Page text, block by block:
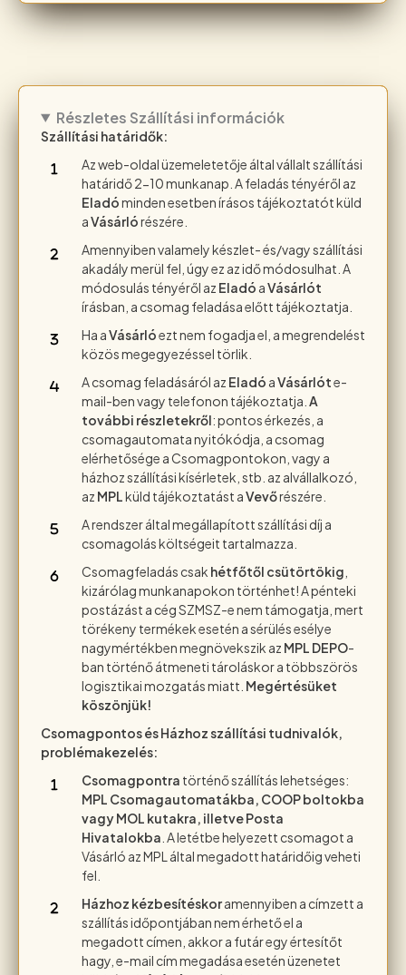
Részletes Szállítási információk
Szállítási határidők:
Az web-oldal üzemeletetője által vállalt szállítási
határidő 2-10 munkanap. A feladás tényéről az
Eladóminden esetben írásos tájékoztatót küld
aVásárlórészére.
Amennyiben valamely készlet- és/vagy szállítási
akadály merül fel, úgy ez az idő módosulhat. A
módosulás tényéről az Eladó aVásárlót
írásban, a csomag feladása előtt tájékoztatja.
Ha aVásárlóezt nem fogadja el, a megrendelést
közös megegyezéssel törlik.
A csomag feladásáról az Eladó aVásárlóte-
mail-ben vagy telefonon tájékoztatja. A
további részletekről: pontos érkezés, a
csomagautomata nyitókódja, a csomag
elérhetősége a Csomagpontokon, vagy a
házhoz szállítási kísérletek, stb. az alvállalkozó,
az MPL küld tájékoztatást aVevőrészére.
A rendszer által megállapított szállítási díj a
csomagolás költségeit tartalmazza.
Csomagfeladás csak hétfőtől csütörtökig
kizárólag munkanapokon történhet! A pénteki
postázást a cég SZMSZ-e nem támogatja, mert
törékeny termékek esetén a sérülés esélye
nagymértékben megnövekszik az MPL DEPO-
ban történő átmeneti tároláskor a többszörös
logisztikai mozgatás miatt. Megértésüket
köszönjük!
Csomagpontos és Házhoz szállítási tudnivalók,
problémakezelés:
Csomagpontra történő szállítás lehetséges:
MPL Csomagautomatákba, COOP boltokba
vagy MOL kutakra, illetve Posta
Hivatalokba . A letétbe helyezett csomagot a
Vásárló az MPL által megadott határidőig veheti
fel.
Házhoz kézbesítéskoramennyiben a címzett a
szállítás időpontjában nem érhető el a
megadott címen, akkor a futár egy értesítőt
hagy, e-mail cím megadása esetén üzenetet